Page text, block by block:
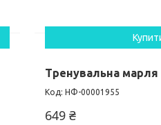
Тренувальна марля
НФ-00001955
649 ₴